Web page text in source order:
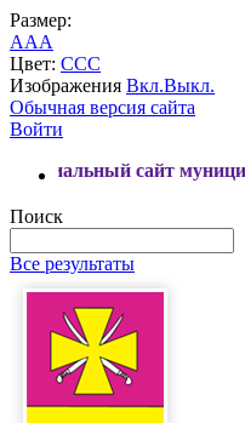
Размер:
AAA
Цвет: CCC
Изображения Вкл.Выкл.
Обычная версия сайта
Войти
сайт муниципального
Поиск
Все результаты